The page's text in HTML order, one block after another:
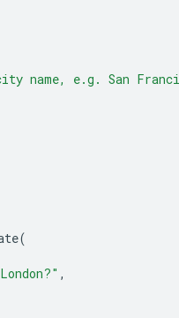
name, e.g. San
(
,